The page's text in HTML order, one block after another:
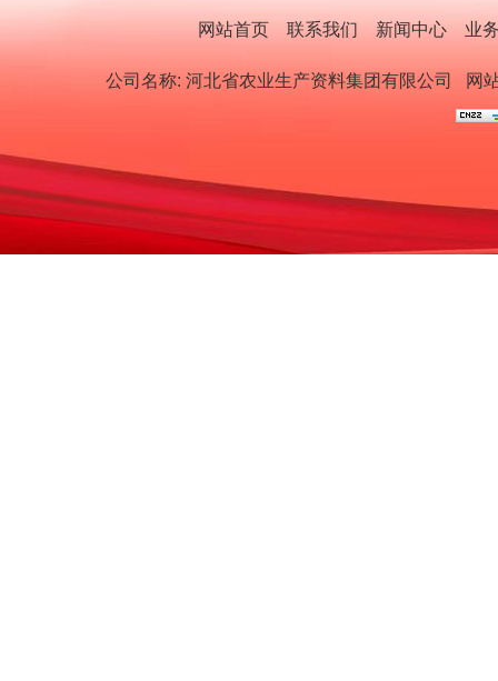
网站首页 联系我们 新闻中心 业
公司名称: 河北省农业生产资料集团有限公司 网